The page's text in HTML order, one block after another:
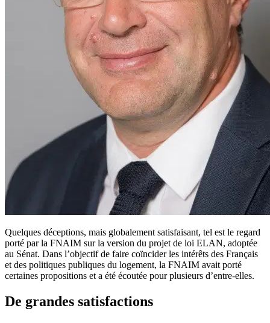
Quelques déceptions, mais globalement satisfaisant, tel est le regard
porté par la FNAIM sur la version du projet de loi ELAN, adoptée
au Sénat. Dans l’objectif de faire coïncider les intérêts des Français
et des politiques publiques du logement, la FNAIM avait porté
certaines propositions et a été écoutée pour plusieurs d’entre-elles.
De grandes satisfactions